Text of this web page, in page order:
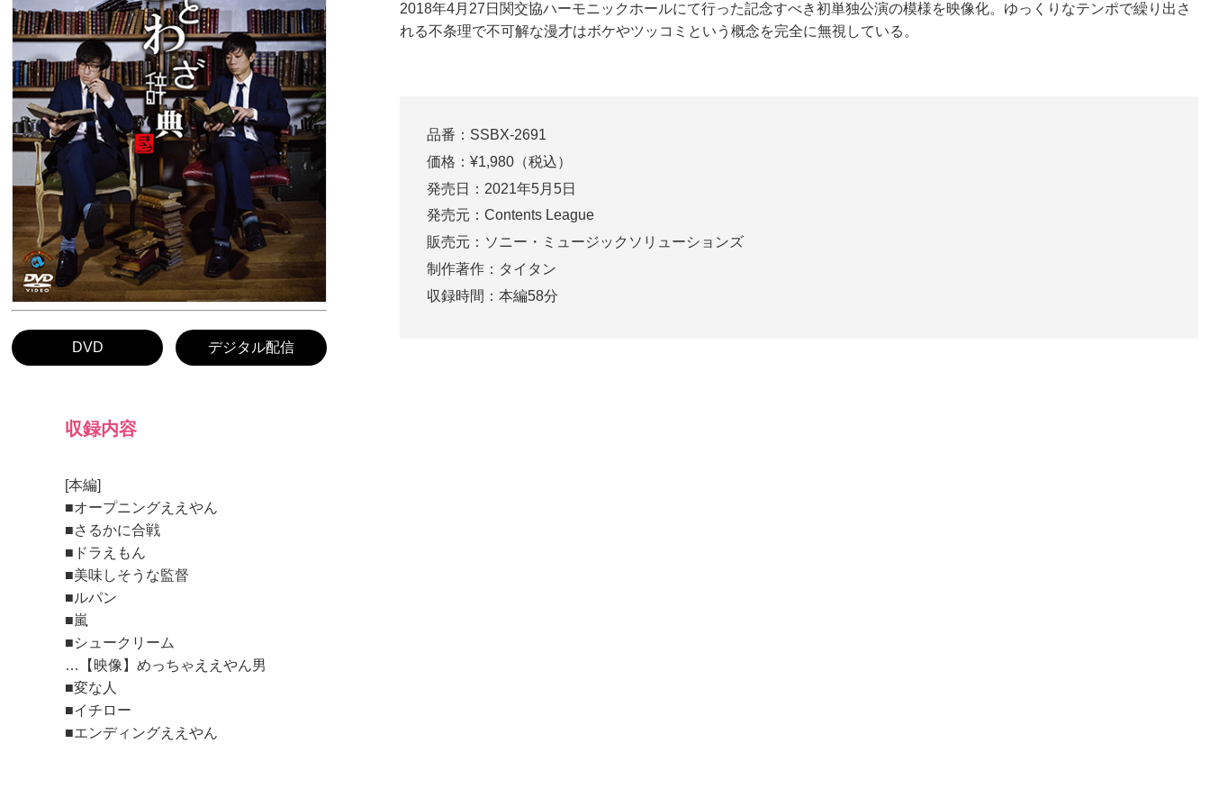
DVD デジタル配信
2018年4月27日関交協ハーモニックホールにて行った記念すべき初単独公演の模様を映像化。ゆっくりなテンポで繰り出さ
れる不条理で不可解な漫才はボケやツッコミという概念を完全に無視している。
品番：SSBX-2691
価格：¥1,980（税込）
発売日：2021年5月5日
発売元：Contents League
販売元：ソニー・ミュージックソリューションズ
制作著作：タイタン
収録時間：本編58分
収録内容
[本編]
■オープニングええやん
■さるかに合戦
■ドラえもん
■美味しそうな監督
■ルパン
■嵐
■シュークリーム
…【映像】めっちゃええやん男
■変な人
■イチロー
■エンディングええやん